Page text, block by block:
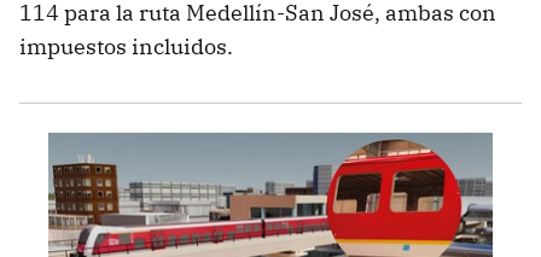
114 para la ruta Medellín-San José, ambas con
impuestos incluidos.